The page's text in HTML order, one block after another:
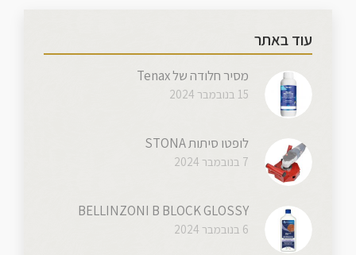
עוד באתר
מסיר חלודה של Tenax
15 בנובמבר 2024
לופטו סיתות STONA
7 בנובמבר 2024
BELLINZONI B BLOCK GLOSSY
6 בנובמבר 2024